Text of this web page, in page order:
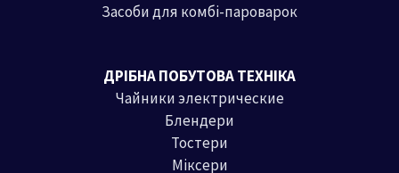
Засоби для комбі-пароварок
ДРІБНА ПОБУТОВА ТЕХНІКА
Чайники электрические
Блендери
Тостери
Міксери